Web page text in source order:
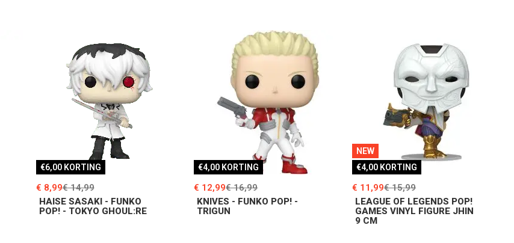
€6,00 KORTING
HAISE SASAKI - FUNKO
POP! - TOKYO GHOUL:RE
€ 8,99€ 14,99
€4,00 KORTING
KNIVES - FUNKO POP! -
TRIGUN
€ 12,99€ 16,99
NEW
€4,00 KORTING
LEAGUE OF LEGENDS POP!
GAMES VINYL FIGURE JHIN
9 CM
€ 11,99€ 15,99